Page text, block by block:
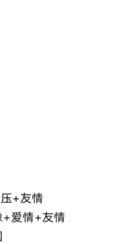
+友情
爱情+友情